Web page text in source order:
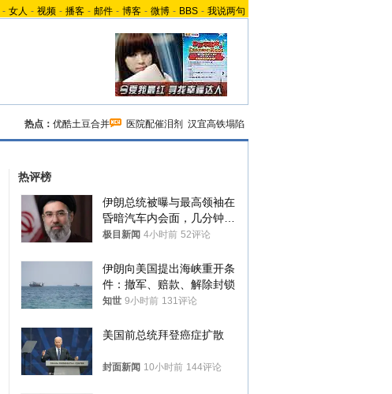
- 女人 - 视频 - 播客 - 邮件 - 博客 - 微博 - BBS - 我说两句
热点： 优酷土豆合并 医院配催泪剂 汉宜高铁塌陷
热评榜
伊朗总统被曝与最高领袖在
昏暗汽车内会面，几分钟里
只能靠声音交谈难辨真假
极目新闻 4小时前 52评论
伊朗向美国提出海峡重开条
件：撤军、赔款、解除封锁
知世 9小时前 131评论
美国前总统拜登癌症扩散
封面新闻 10小时前 144评论